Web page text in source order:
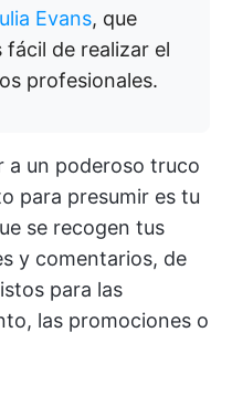
Evans, que
de realizar el
profesionales.
a un poderoso truco
para presumir es tu
se recogen tus
y comentarios, de
para las
las promociones o